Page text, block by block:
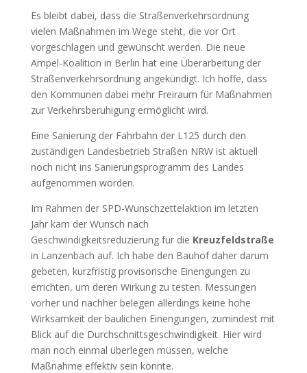
Es bleibt dabei, dass die Straßenverkehrsordnung
vielen Maßnahmen im Wege steht, die vor Ort
vorgeschlagen und gewünscht werden. Die neue
Ampel-Koalition in Berlin hat eine Überarbeitung der
Straßenverkehrsordnung angekündigt. Ich hoffe, dass
den Kommunen dabei mehr Freiraum für Maßnahmen
zur Verkehrsberuhigung ermöglicht wird.
Eine Sanierung der Fahrbahn der L125 durch den
zuständigen Landesbetrieb Straßen NRW ist aktuell
noch nicht ins Sanierungsprogramm des Landes
aufgenommen worden.
Im Rahmen der SPD-Wunschzettelaktion im letzten
Jahr kam der Wunsch nach
Geschwindigkeitsreduzierung für die Kreuzfeldstraße
in Lanzenbach auf. Ich habe den Bauhof daher darum
gebeten, kurzfristig provisorische Einengungen zu
errichten, um deren Wirkung zu testen. Messungen
vorher und nachher belegen allerdings keine hohe
Wirksamkeit der baulichen Einengungen, zumindest mit
Blick auf die Durchschnittsgeschwindigkeit. Hier wird
man noch einmal überlegen müssen, welche
Maßnahme effektiv sein könnte.